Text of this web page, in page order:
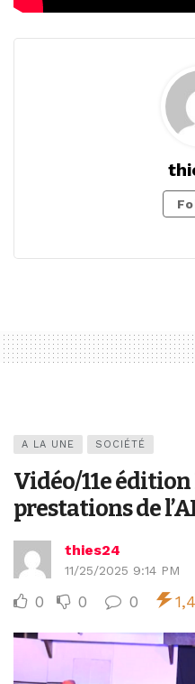
A LA UNE SOCIÉTÉ
Vidéo/11e édition
prestations de
thies24
11/25/2025 9:14 PM
0 0 0